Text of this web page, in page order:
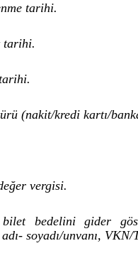
tarihi.
tarihi.
(nakit/kredi kartı/
vergisi.
bedelini gider
soyadı/unvanı, VKN/